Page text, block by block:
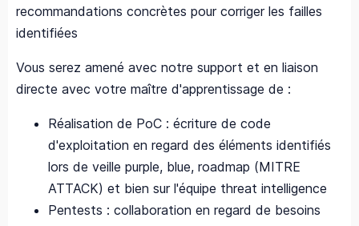
recommandations concrètes pour corriger les failles
identifiées
Vous serez amené avec notre support et en liaison
directe avec votre maître d'apprentissage de :
Réalisation de PoC : écriture de code
d'exploitation en regard des éléments identifiés
lors de veille purple, blue, roadmap (MITRE
ATTACK) et bien sur l'équipe threat intelligence
Pentests : collaboration en regard de besoins